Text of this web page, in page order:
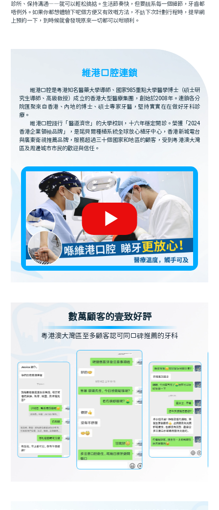
診所、保持溝通——就可以輕松搞掂。生活節奏快，但要靓系每一個細節，牙齒都
唔例外。如果你都想體驗下呢個方便又有效嘅方法，不妨下次計劃行程時，提早網
上預約一下，到時候就會發現原來一切都可以咁順利。
維港口腔連鎖
維港口腔是粵港知名醫藥大學導師、國家985重點大學醫學博士（碩士研
究生導師、高級教授）成立的香港大型醫療集團，創始於2008年。連鎖各分
院匯聚來自香港、內地的博士、碩士專家牙醫，堅持實實在在做好牙科診
療。
維港口腔踐行「醫道濟世」的大學校訓，十六年穩定開診。榮獲「2024
香港企業領袖品牌」，是諾貝爾種植系統全球放心植牙中心，香港新城電台
與廣東衛視推薦品牌，服務超過三十個國家和地區的顧客，受到粵港澳大灣
區及周邊城市市民的歡迎與信任。
數萬顧客的壹致好評
粵港澳大灣區至多顧客認可同口碑推薦的牙科